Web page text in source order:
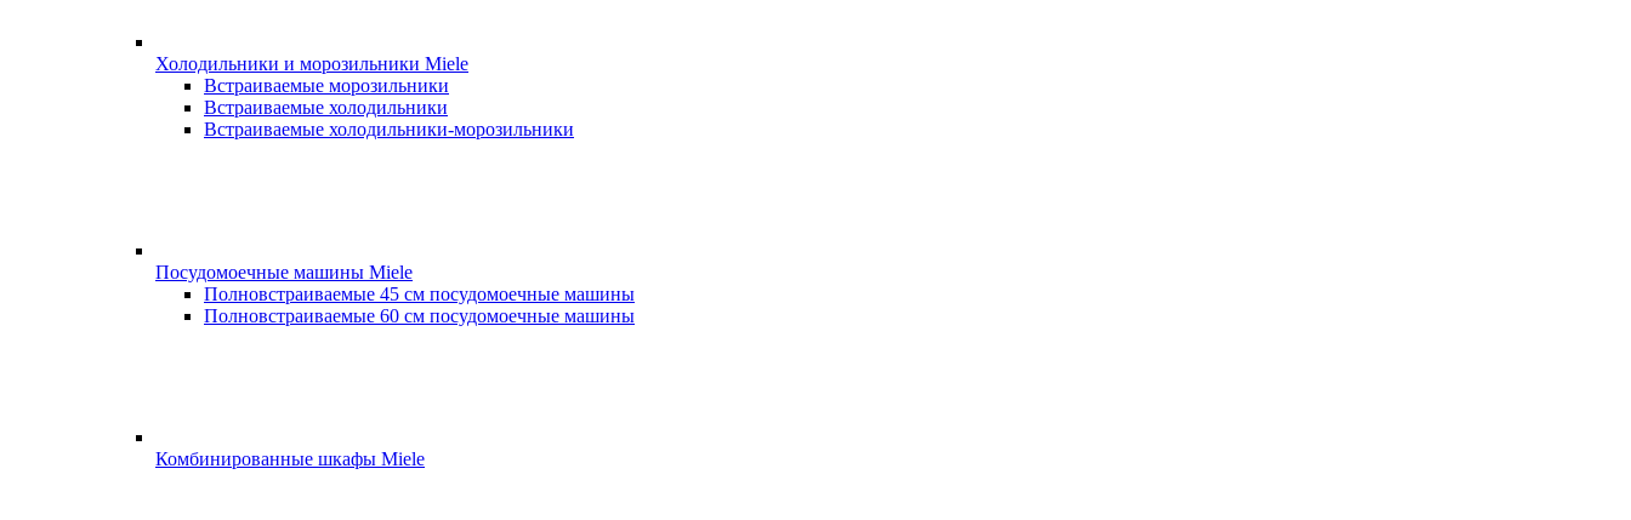
Холодильники и морозильники Miele
Встраиваемые морозильники
Встраиваемые холодильники
Встраиваемые холодильники-морозильники
Посудомоечные машины Miele
Полновстраиваемые 45 см посудомоечные машины
Полновстраиваемые 60 см посудомоечные машины
Комбинированные шкафы Miele